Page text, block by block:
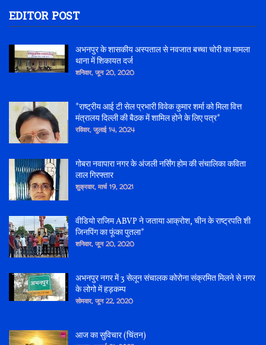
EDITOR POST
अभनपुर के शासकीय अस्पताल से नवजात बच्चा चोरी का मामला
थाना में शिकायत दर्ज
शनिवार, जून 20, 2020
*राष्ट्रीय आई टी सेल प्रभारी विवेक कुमार शर्मा को मिला वित्त
मंत्रालय दिल्ली की बैठक में शामिल होने के लिए पत्र*
रविवार, जुलाई 14, 2024
गोबरा नवापारा नगर के अंजली नर्सिंग होम की संचालिका कविता
लाल गिरफ्तार
शुक्रवार, मार्च 19, 2021
वीडियो राजिम ABVP ने जताया आक्रोश, चीन के राष्ट्रपति शी
जिनपिंग का फूंका पुतला*
शनिवार, जून 20, 2020
अभनपुर नगर में 3 सेलून संचालक कोरोना संक्रमित मिलने से नगर
के लोगो में हड़कम्प
सोमवार, जून 22, 2020
आज का सुविचार (चिंतन)